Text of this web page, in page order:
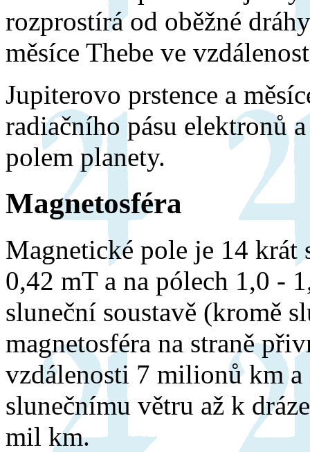
rozprostírá od oběžné
měsíce Thebe ve
Jupiterovo prstence a
radiačního pásu elektronů
polem planety.
Magnetosféra
Magnetické pole je 14 krát
0,42 mT a na pólech 1,0 -
sluneční soustavě (kromě
magnetosféra na straně
vzdálenosti 7 milionů km a
slunečnímu větru až k
mil km.